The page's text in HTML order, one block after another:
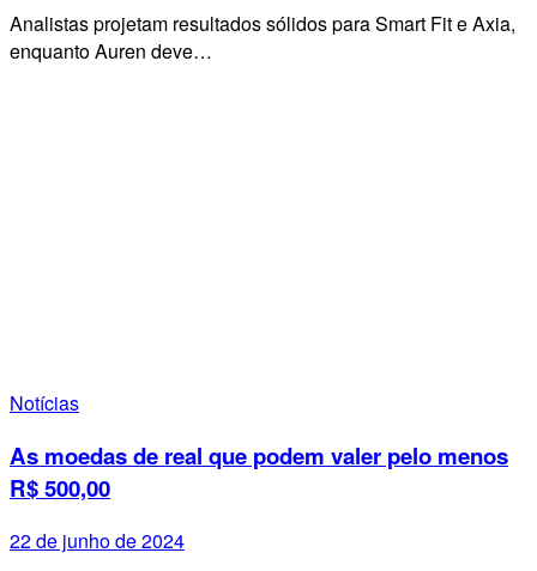
Analistas projetam resultados sólidos para Smart Fit e Axia,
enquanto Auren deve…
Notícias
As moedas de real que podem valer pelo menos
R$ 500,00
22 de junho de 2024